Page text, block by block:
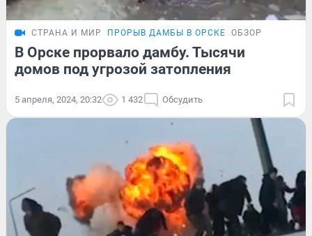
СТРАНА И МИР ПРОРЫВ ДАМБЫ В ОРСКЕ ОБЗОР
В Орске прорвало дамбу. Тысячи
домов под угрозой затопления
5 апреля, 2024, 20:32 1 432 Обсудить